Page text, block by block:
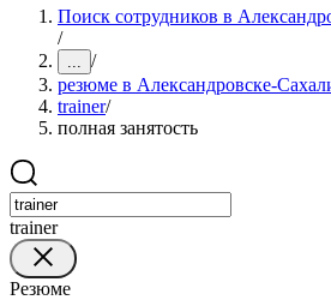
Поиск сотрудников в
/
... /
резюме в Александровске-
trainer/
полная занятость
trainer
Резюме